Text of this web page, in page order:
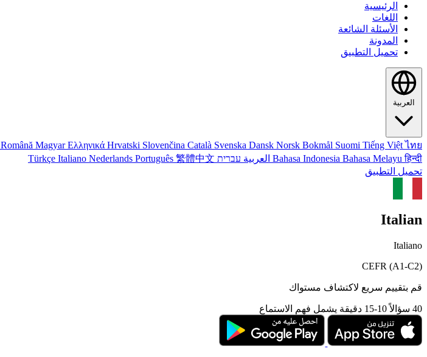
الرئيسية
اللغات
الأسئلة الشائعة
المدونة
تحميل التطبيق
العربية
Română MagyarΕλληνικά Hrvatski Slovenčina Català Svenska Dansk Norsk Bokmål Suomi Tiếng Việtไทย
Bahasa Indonesia Bahasa Melayuहिन्दी العربية עברית Türkçe Italiano Nederlands Português 繁體中文
تحميل التطبيق
Italian
Italiano
CEFR (A1-C2)
قم بتقييم سريع لاكتشاف مستواك
40 سؤالاً 10-15 دقيقة يشمل فهم الاستماع